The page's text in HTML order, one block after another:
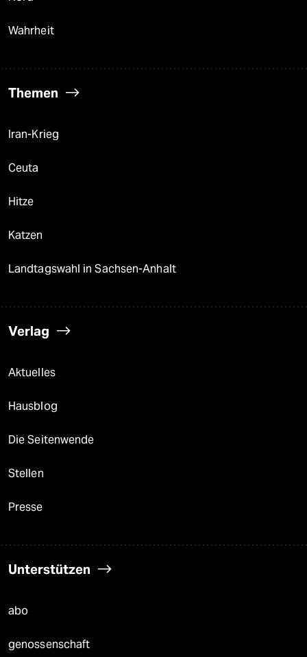
Wahrheit
Themen
Iran-Krieg
Ceuta
Hitze
Katzen
Landtagswahl in Sachsen-Anhalt
Verlag
Aktuelles
Hausblog
Die Seitenwende
Stellen
Presse
Unterstützen
abo
genossenschaft